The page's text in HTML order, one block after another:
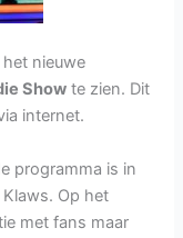
het nieuwe
Show te zien. Dit
internet.
programma is in
Op het
met fans maar